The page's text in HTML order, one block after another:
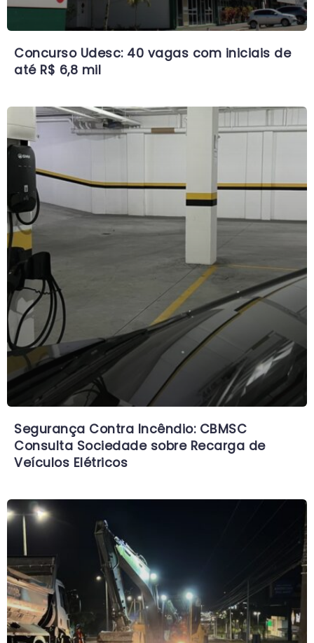
Concurso Udesc: 40 vagas com iniciais de
até R$ 6,8 mil
Segurança Contra Incêndio: CBMSC
Consulta Sociedade sobre Recarga de
Veículos Elétricos